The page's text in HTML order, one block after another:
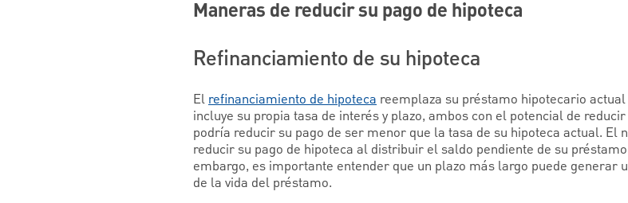
Maneras de reducir su pago de hipoteca
Refinanciamiento de su hipoteca
Elrefinanciamiento de hipoteca reemplaza su préstamo hipotecario
incluye su propia tasa de interés y plazo, ambos con el potencial de
podría reducir su pago de ser menor que la tasa de su hipoteca actual. El
reducir su pago de hipoteca al distribuir el saldo pendiente de su
embargo, es importante entender que un plazo más largo puede generar
de la vida del préstamo.